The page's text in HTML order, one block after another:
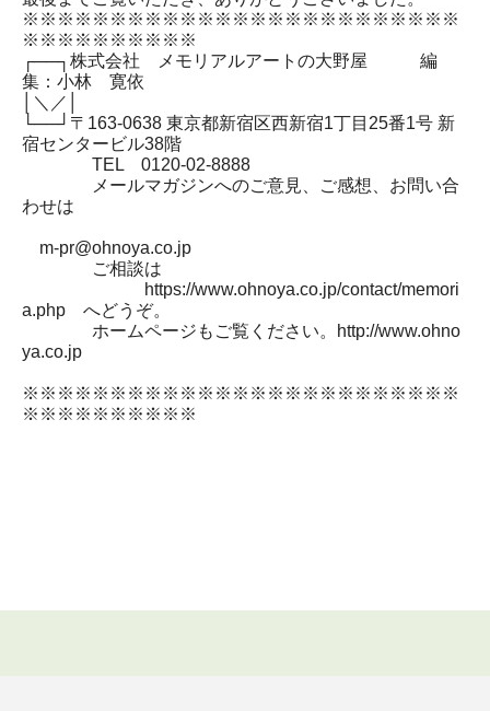
※※※※※※※※※※※※※※※※※※※※※※※※※
※※※※※※※※※※
┌──┐株式会社 メモリアルアートの大野屋 編
集：小林 寛依
│＼／│
└──┘〒163-0638 東京都新宿区西新宿1丁目25番1号 新
宿センタービル38階
TEL 0120-02-8888
メールマガジンへのご意見、ご感想、お問い合
わせは
m-pr@ohnoya.co.jp
ご相談は
https://www.ohnoya.co.jp/contact/memori
a.php へどうぞ。
ホームページもご覧ください。http://www.ohno
ya.co.jp
※※※※※※※※※※※※※※※※※※※※※※※※※
※※※※※※※※※※